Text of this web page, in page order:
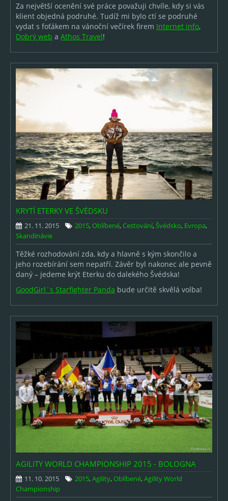
Za největší ocenění své práce považuji chvíle, kdy si vás
klient objedná podruhé. Tudíž mi bylo ctí se podruhé
vydat s foťákem na vánoční večírek firem Internet info,
Dobrý web a Athos Travel!
KRYTÍ ETERKY VE ŠVÉDSKU
21. 11. 2015 2015,Oblíbené,Cestování, Švédsko, Evropa,
Skandinávie
Těžké rozhodování zda, kdy a hlavně s kým skončilo a
jeho rozebírání sem nepatří. Závěr byl nakonec ale pevně
daný – jedeme krýt Eterku do dalekého Švédska!
GoodGirl´s Star­fighter Panda bude určitě skvělá volba!
AGILITY WORLD CHAMPIONSHIP 2015 - BOLOGNA
11. 10. 2015 2015,Agility,Oblíbené,Agility World
Championship